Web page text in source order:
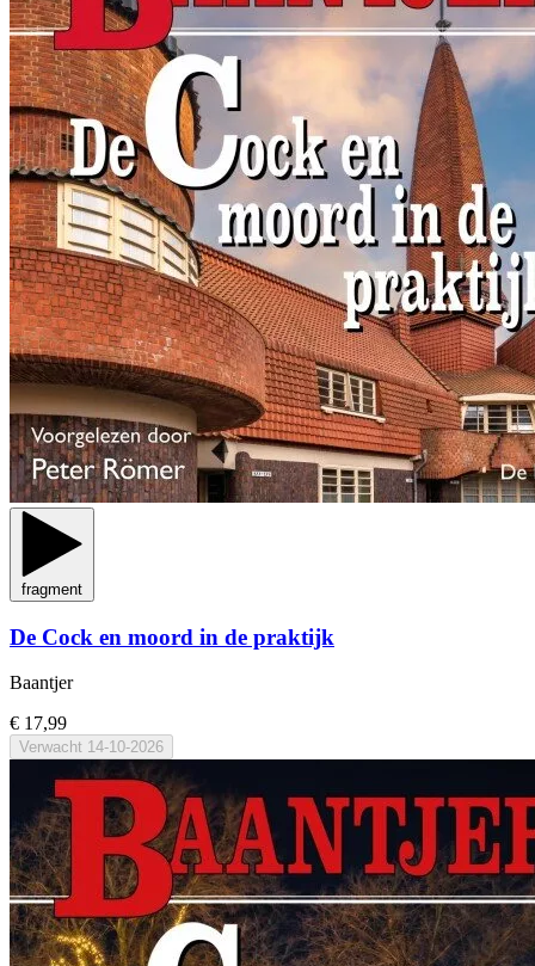
fragment
De Cock en moord in de praktijk
Baantjer
€ 17,99
Verwacht 14-10-2026